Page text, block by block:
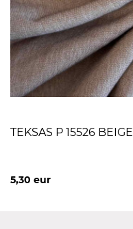
TEKSAS P 15526 BEIGE
5,30 eur